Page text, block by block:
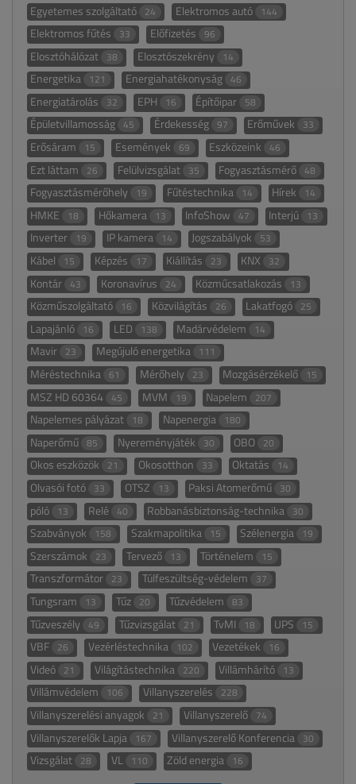
Egyetemes szolgáltató 24 Elektromos autó 144
Elektromos fűtés 33 Előfizetés 96
Elosztóhálózat 38 Elosztószekrény 14
Energetika 121 Energiahatékonyság 46
Energiatárolás 32 EPH 16 Építőipar 58
Épületvillamosság 45 Érdekesség 97 Erőművek 33
Erősáram 15 Események 69 Eszközeink 46
Ezt láttam 26 Felülvizsgálat 35 Fogyasztásmérő 48
Fogyasztásmérőhely 19 Fűtéstechnika 14 Hírek 14
HMKE 18 Hőkamera 13 InfoShow 47 Interjú 13
Inverter 19 IP kamera 14 Jogszabályok 53
Kábel 15 Képzés 17 Kiállítás 23 KNX 32
Kontár 43 Koronavírus 24 Közműcsatlakozás 13
Közműszolgáltató 16 Közvilágítás 26 Lakatfogó 25
Lapajánló 16 LED 138 Madárvédelem 14
Mavir 23 Megújuló energetika 111
Méréstechnika 61 Mérőhely 23 Mozgásérzékelő 15
MSZ HD 60364 45 MVM 19 Napelem 207
Napelemes pályázat 18 Napenergia 180
Naperőmű 85 Nyereményjáték 30 OBO 20
Okos eszközök 21 Okosotthon 33 Oktatás 14
Olvasói fotó 33 OTSZ 13 Paksi Atomerőmű 30
póló 13 Relé 40 Robbanásbiztonság-technika 30
Szabványok 158 Szakmapolitika 15 Szélenergia 19
Szerszámok 23 Tervező 13 Történelem 15
Transzformátor 23 Túlfeszültség-védelem 37
Tungsram 13 Tűz 20 Tűzvédelem 83
Tűzveszély 49 Tűzvizsgálat 21 TvMI 18 UPS 15
VBF 26 Vezérléstechnika 102 Vezetékek 16
Videó 21 Világítástechnika 220 Villámhárító 13
Villámvédelem 106 Villanyszerelés 228
Villanyszerelési anyagok 21 Villanyszerelő 74
Villanyszerelők Lapja 167 Villanyszerelő Konferencia 30
Vizsgálat 28 VL 110 Zöld energia 16